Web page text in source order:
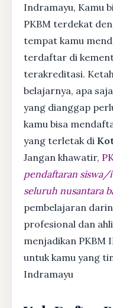
Indramayu, Kamu
PKBM terdekat
tempat kamu
terdaftar di
terakreditasi.
belajarnya, apa
yang dianggap
kamu bisa
yang terletak di
Jangan khawatir,
pendaftaran siswa/
seluruh nusantara
pembelajaran
profesional dan
menjadikan PKBM
untuk kamu yang
Indramayu